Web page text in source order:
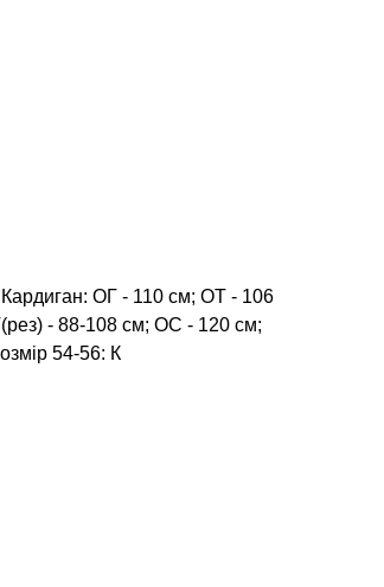
ОГ - 110 см; ОТ - 106
- 88-108 см; ОС - 120 см;
54-56: К